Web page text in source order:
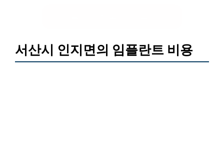
서산시 인지면의 임플란트 비용